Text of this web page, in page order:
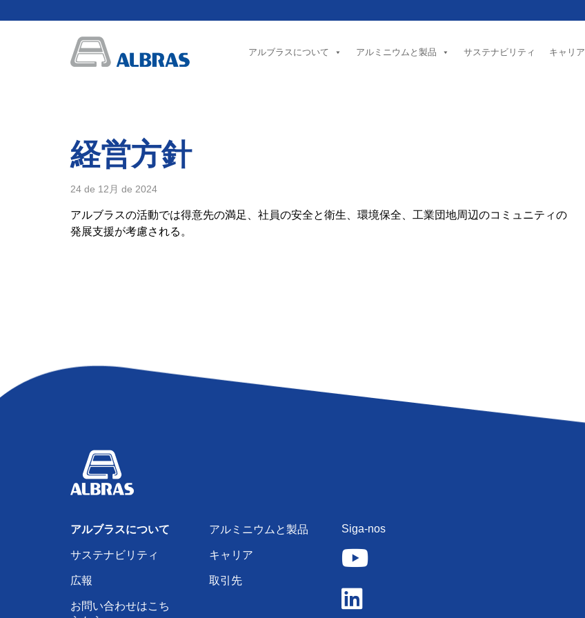
アルブラスについて アルミニウムと製品 サステナビリティ キャリア
経営方針
24 de 12月 de 2024
アルブラスの活動では得意先の満足、社員の安全と衛生、環境保全、工業団地周辺のコミュニティの
発展支援が考慮される。
アルブラスについて アルミニウムと製品
サステナビリティ キャリア
広報 取引先
お問い合わせはこち
Siga-nos